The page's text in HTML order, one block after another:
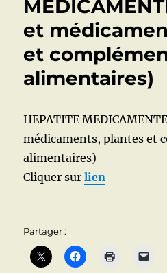
et
et
alimentaires)
HEPATITE
médicaments, plantes et
alimentaires)
Cliquer surlien
Partager :